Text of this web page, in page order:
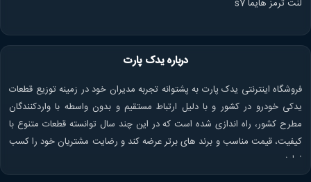
لنت ترمز هایما s7
درباره یدک پارت
فروشگاه اینترنتی یدک پارت به پشتوانه تجربه مدیران خود در زمینه توزیع قطعات
یدکی خودرو در کشور و با دلیل ارتباط مستقیم و بدون واسطه با واردکنندگان
مطرح کشور، راه اندازی شده است که در این چند سال توانسته قطعات متنوع با
کیفیت، قیمت مناسب و برند های برتر عرضه کند و رضایت مشتریان خود را کسب
نماید.